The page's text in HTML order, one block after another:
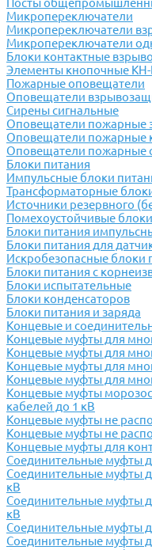
Посты
Микропереключатели
Микропереключатели
Микропереключатели
Блоки контактные
Элементы кнопочные
Пожарные оповещатели
Оповещатели
Сирены сигнальные
Оповещатели пожарные
Оповещатели пожарные
Оповещатели пожарные
Блоки питания
Импульсные блоки
Трансформаторные
Источники резервного
Помехоустойчивые
Блоки питания
Блоки питания для
Искробезопасные блоки
Блоки питания с
Блоки испытательные
Блоки конденсаторов
Блоки питания и заряда
Концевые и
Концевые муфты для
Концевые муфты для
Концевые муфты для
Концевые муфты для
Концевые муфты
кабелей до 1 кВ
Концевые муфты не
Концевые муфты не
Концевые муфты для
Соединительные муфты
Соединительные муфты
кВ
Соединительные муфты
кВ
Соединительные муфты
Соединительные муфты